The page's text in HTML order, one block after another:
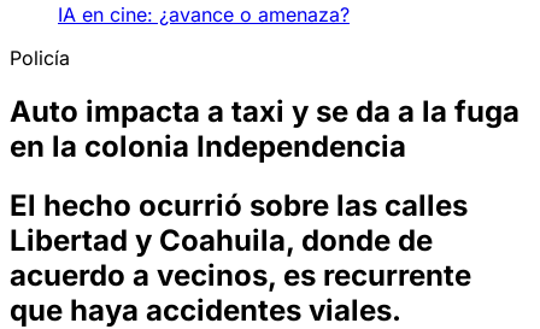
IA en cine: ¿avance o amenaza?
Policía
Auto impacta a taxi y se da a la fuga
en la colonia Independencia
El hecho ocurrió sobre las calles
Libertad y Coahuila, donde de
acuerdo a vecinos, es recurrente
que haya accidentes viales.